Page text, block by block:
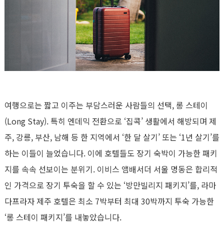
여행으로는 짧고 이주는 부담스러운 사람들의 선택, 롱 스테이
(Long Stay). 특히 엔데믹 전환으로 ‘집콕’ 생활에서 해방되며 제
주, 강릉, 부산, 남해 등 한 지역에서 ‘한 달 살기’ 또는 ‘1년 살기’를
하는 이들이 늘었습니다. 이에 호텔들도 장기 숙박이 가능한 패키
지를 속속 선보이는 분위기. 이비스 앰배서더 서울 명동은 합리적
인 가격으로 장기 투숙을 할 수 있는 ‘방만빌리지 패키지’를, 라마
다프라자 제주 호텔은 최소 7박부터 최대 30박까지 투숙 가능한
‘롱 스테이 패키지’를 내놓았습니다.